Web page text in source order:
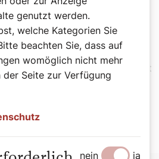
Aufgaben, die in
Hand wahrnimmt –
Kirchengebäude.
ist gewachsen, deshalb ist
durch ein anderes
wohl ist es aber
jetzige Krise legt das gewiss
genutzt werden.
welche Kategorien Sie
beachten Sie, dass auf
womöglich nicht mehr
Seite zur Verfügung
nein ja